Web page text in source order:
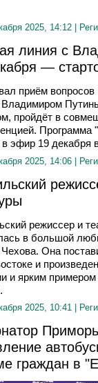
2025, 14:12 |
линия с
—
приём
Владимиром
пройдёт в
Программа
эфир 19 декабря
2025, 14:06 |
режиссер и
в большой
Она
и
и ярким
2025, 10:41 |
граждан в